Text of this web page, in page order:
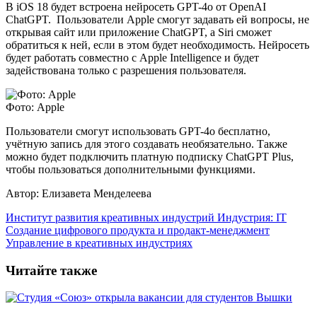
В iOS 18 будет встроена нейросеть GPT-4o от OpenAI
ChatGPT. Пользователи Apple смогут задавать ей вопросы, не
открывая сайт или приложение ChatGPT, а Siri сможет
обратиться к ней, если в этом будет необходимость. Нейросеть
будет работать совместно с Apple Intelligence и будет
задействована только с разрешения пользователя.
Фото: Apple
Пользователи смогут использовать GPT-4o бесплатно,
учётную запись для этого создавать необязательно. Также
можно будет подключить платную подписку ChatGPT Plus,
чтобы пользоваться дополнительными функциями.
Автор: Елизавета Менделеева
Институт развития креативных индустрий Индустрия: IT
Создание цифрового продукта и продакт-менеджмент
Управление в креативных индустриях
Читайте также